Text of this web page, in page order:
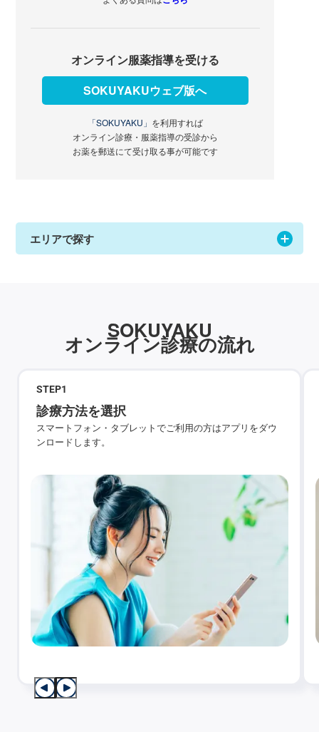
オンライン服薬指導を受ける
SOKUYAKUウェブ版へ
「SOKUYAKU」 を利用すれば
オンライン診療・服薬指導の受診から
お薬を郵送にて受け取る事が可能です
エリアで探す
SOKUYAKU
オンライン診療の流れ
STEP1
診療方法を選択
スマートフォン・タブレットでご利用の方はアプリをダウ
ンロードします。